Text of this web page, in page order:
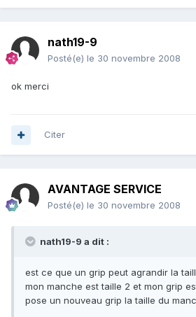
nath19-9
Posté(e) le 30 novembre 2008
ok merci
Citer
AVANTAGE SERVICE
Posté(e) le 30 novembre 2008
nath19-9 a dit :
est ce que un grip peut agrandir la
mon manche est taille 2 et mon grip
pose un nouveau grip la taille du